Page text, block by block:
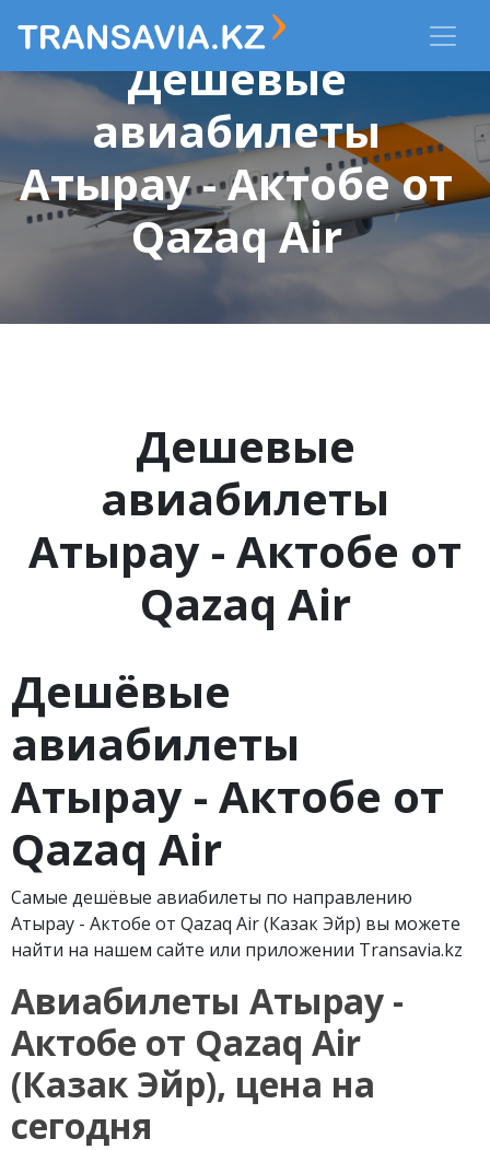
Дешевые
авиабилеты
Атырау - Актобе от
Qazaq Air
Дешевые
авиабилеты
Атырау - Актобе от
Qazaq Air
Дешёвые
авиабилеты
Атырау - Актобе от
Qazaq Air
Самые дешёвые авиабилеты по направлению
Атырау - Актобе от Qazaq Air (Казак Эйр) вы можете
найти на нашем сайте или приложении Transavia.kz
Авиабилеты Атырау -
Актобе от Qazaq Air
(Казак Эйр), цена на
сегодня